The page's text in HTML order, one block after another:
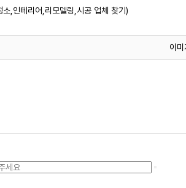
소 ,인테리어,리모델링,시공 업체 찾기)
이미